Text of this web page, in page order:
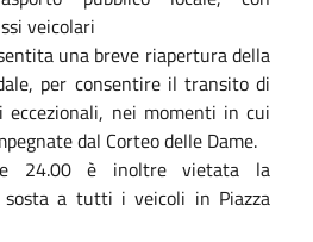
veicolari
una breve riapertura della
per consentire il transito di
eccezionali, nei momenti in cui
dal Corteo delle Dame.
24.00 è inoltre vietata la
sosta a tutti i veicoli in Piazza